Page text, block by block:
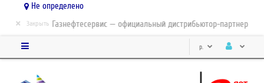
Не определено
ЗАО Газнефтесервис — официальный дистрибьютор-партнер
× Закрыть
р.